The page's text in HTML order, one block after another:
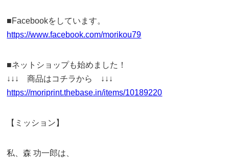
■Facebookをしています。
https://www.facebook.com/morikou79
■ネットショップも始めました！
↓↓↓ 商品はコチラから ↓↓↓
https://moriprint.thebase.in/items/10189220
【ミッション】
私、森 功一郎は、